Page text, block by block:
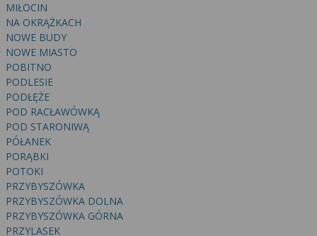
MIŁOCIN
NA OKRĄŻKACH
NOWE BUDY
NOWE MIASTO
POBITNO
PODLESIE
PODŁĘŻE
POD RACŁAWÓWKĄ
POD STARONIWĄ
PÓŁANEK
PORĄBKI
POTOKI
PRZYBYSZÓWKA
PRZYBYSZÓWKA DOLNA
PRZYBYSZÓWKA GÓRNA
PRZYLASEK
Kliknij „Akceptuję i przechodzę do serwisu”, aby
wyrazić zgodę na przetwarzanie przez nas i
naszych partnerów Twoich danych w
powyższych celach.
Pamiętaj, że wyrażenie zgody jest dobrowolne, a
wyrażoną zgodę możesz w każdej chwili cofnąć,
możesz też wycofać zgodę na przetwarzanie Twoich
danych tylko w niektórych celach. Jeżeli chcesz
dowiedzieć się więcej lub chcesz przeprowadzić
konfigurację szczegółową, to możesz tego dokonać
za pomocą „Ustawień zaawansowanych”.
Więcej informacji na temat wykorzystywania